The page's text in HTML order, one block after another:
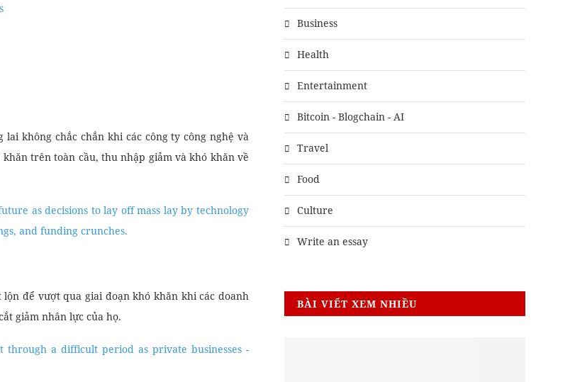
không chắc chắn khi các công ty công nghệ và
trên toàn cầu, thu nhập giảm và khó khăn về
as decisions to lay off mass lay by technology
and funding crunches.
để vượt qua giai đoạn khó khăn khi các doanh
giảm nhân lực của họ.
a difficult period as private businesses -
Business
Health
Entertainment
Bitcoin - Blogchain - AI
Travel
Food
Culture
Write an essay
BÀI VIẾT XEM NHIỀU